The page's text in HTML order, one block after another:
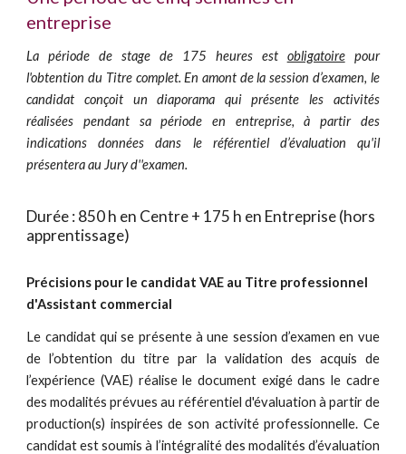
entreprise
La période de stage de 175 heures est obligatoirepour
l'obtention du Titre complet.En amont de la session d’examen, le
candidat conçoit un diaporama qui présente les activités
réalisées pendant sa période en entreprise, à partir des
indications données dans le référentiel d’évaluation qu'il
présentera au Jury d''examen.
Durée : 850 h en Centre + 175 h en Entreprise(hors
apprentissage)
Précisions pour le candidat VAE au Titre professionnel
d'Assistant commercial
Le candidat qui se présente à une session d’examen en vue
de l’obtention du titre par la validation des acquis de
l’expérience (VAE) réalise le document exigé dans le cadre
des modalités prévues au référentiel d'évaluation à partir de
production(s) inspirées de son activité professionnelle. Ce
candidat est soumis à l’intégralité des modalités d’évaluation